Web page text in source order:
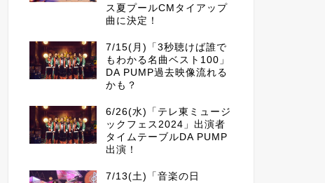
ス夏プールCMタイアップ
曲に決定！
7/15(月)「3秒聴けば誰で
もわかる名曲ベスト100」
DA PUMP過去映像流れる
かも？
6/26(水)「テレ東ミュージ
ックフェス2024」出演者
タイムテーブルDA PUMP
出演！
7/13(土)「音楽の日